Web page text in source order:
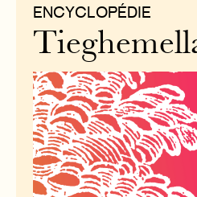
ENCYCLOPÉDIE